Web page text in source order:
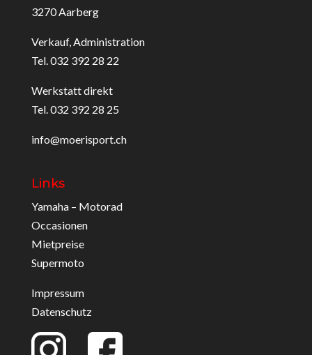
3270 Aarberg
Verkauf, Administration
Tel. 032 392 28 22
Werkstatt direkt
Tel. 032 392 28 25
info@moerisport.ch
Links
Yamaha – Motorad
Occasionen
Mietpreise
Supermoto
Impressum
Datenschutz